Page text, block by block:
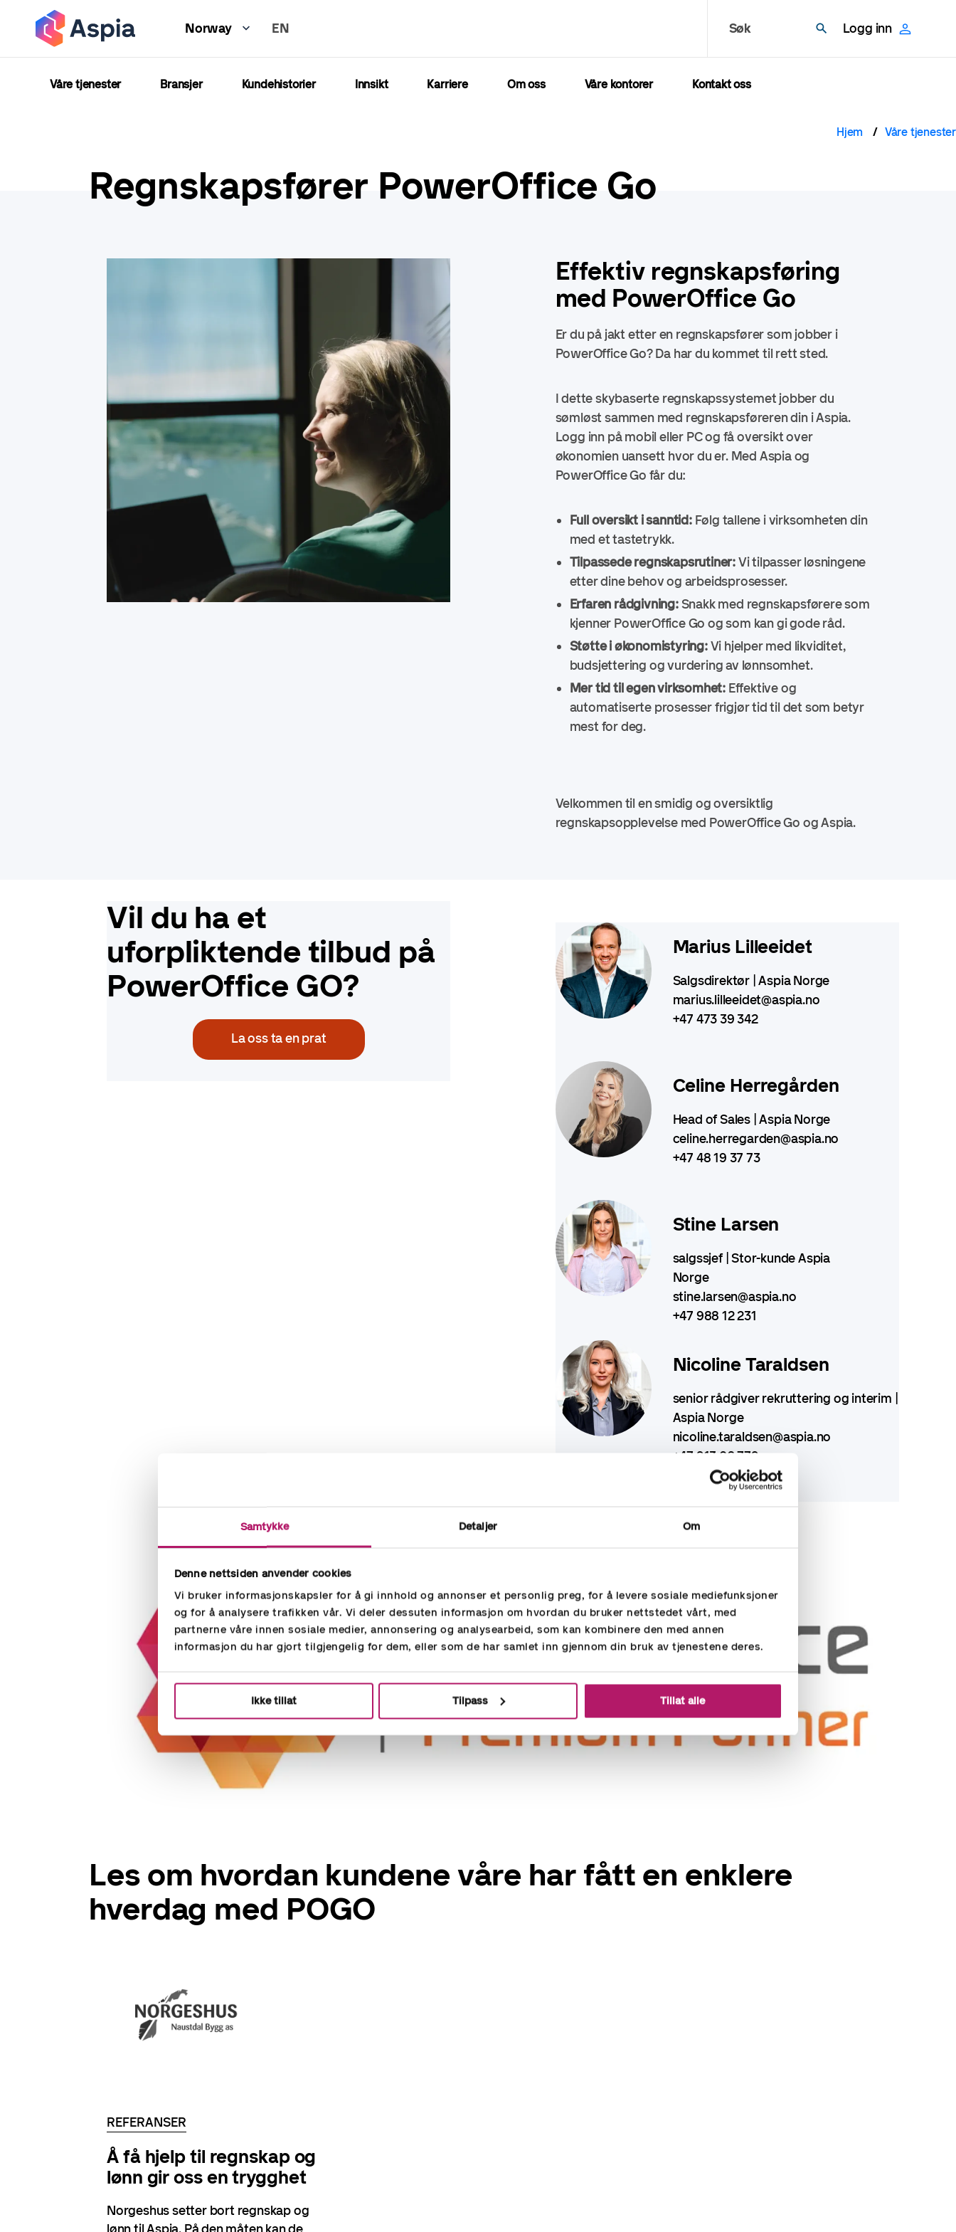
Samtykke Detaljer Om
Denne nettsiden anvender cookies
Vi bruker informasjonskapsler for å gi innhold og annonser et personlig preg, for å levere sosiale mediefunksjoner
og for å analysere trafikken vår. Vi deler dessuten informasjon om hvordan du bruker nettstedet vårt, med
partnerne våre innen sosiale medier, annonsering og analysearbeid, som kan kombinere den med annen
informasjon du har gjort tilgjengelig for dem, eller som de har samlet inn gjennom din bruk av tjenestene deres.
Ikke tillat Tilpass Tillat alle
hovedinnhold
Norway EN Søk Logg inn
Våre tjenester Bransjer Kundehistorier Innsikt Karriere Om oss Våre kontorer Kontakt oss
Hjem Våre tjenester
Regnskapsfører PowerOffice Go
Effektiv regnskapsføring
med PowerOffice Go
Er du på jakt etter en regnskapsfører som jobber i
PowerOffice Go? Da har du kommet til rett sted.
I dette skybaserte regnskapssystemet jobber du
sømløst sammen med regnskapsføreren din i Aspia.
Logg inn på mobil eller PC og få oversikt over
økonomien uansett hvor du er. Med Aspia og
PowerOffice Go får du:
Full oversikt i sanntid: Følg tallene i virksomheten din
med et tastetrykk.
Tilpassede regnskapsrutiner:Vi tilpasser løsningene
etter dine behov og arbeidsprosesser.
Erfaren rådgivning:Snakk med regnskapsførere som
kjenner PowerOffice Go og som kan gi gode råd.
Støtte i økonomistyring:Vi hjelper med likviditet,
budsjettering og vurdering av lønnsomhet.
Mer tid til egen virksomhet: Effektive og
automatiserte prosesser frigjør tid til det som betyr
mest for deg.
Velkommen til en smidig og oversiktlig
regnskapsopplevelse med PowerOffice Go og Aspia.
Vil du ha et
uforpliktende tilbud på
PowerOffice GO?
La oss ta en prat
Marius Lilleeidet
Salgsdirektør | Aspia Norge
marius.lilleeidet@aspia.no
+47 473 39 342
Celine Herregården
Head of Sales | Aspia Norge
celine.herregarden@aspia.no
+47 48 19 37 73
Stine Larsen
salgssjef | Stor-kunde Aspia
Norge
stine.larsen@aspia.no
+47 988 12 231
Nicoline Taraldsen
senior rådgiver rekruttering og interim |
Aspia Norge
nicoline.taraldsen@aspia.no
+47 913 06 779
Les om hvordan kundene våre har fått en enklere
hverdag med POGO
REFERANSER
Å få hjelp til regnskap og
lønn gir oss en trygghet
Norgeshus setter bort regnskap og